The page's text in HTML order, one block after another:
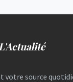
L'Actualité
votre source